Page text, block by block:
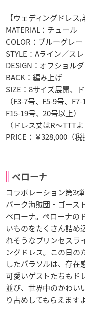
【ウェディングドレス
MATERIAL：チュール
COLOR：ブルーグレー
STYLE：Aライン／ス
DESIGN：オフショル
BACK：編み上げ
SIZE：8サイズ展開、
（F3-7号、F5-9号、
F15-19号、20号以上）
（ドレス丈はR〜TTT
PRICE：￥328,000（税
ペローナ
コラボレーション第3
バーク海賊団・ゴース
ペローナ。ペローナの
いものをたくさん詰め
れそうなプリンセスラ
ングドレス。この日の
したパラソルは、存在
可愛いゲストたちもド
並び、世界中のかわい
り占めしてもらえます